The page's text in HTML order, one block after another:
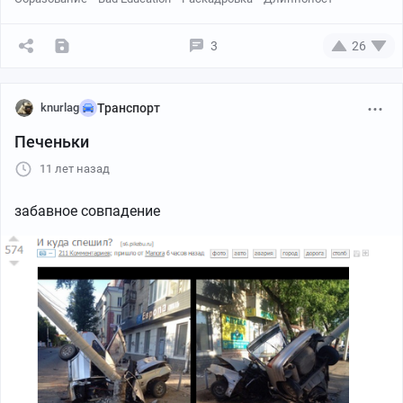
3 26
knurlag Транспорт
Печеньки
11 лет назад
забавное совпадение